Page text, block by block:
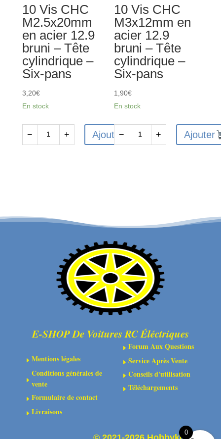
Tête
cylindrique
-
Six-
pans
Tête
fraisée
-
Six-
pans
10 Vis CHC
M2.5x20mm
en acier 12.9
bruni – Tête
cylindrique –
Six-pans
3,20€
En stock
en
pans
− + Ajouter
10 Vis CHC
M3x12mm en
acier 12.9
bruni – Tête
cylindrique –
Six-pans
1,90€
En stock
acier
12.9
bruni
-
Tête
cylindrique
-
pans
− + Ajouter
E-SHOP De Voitures RC Éléctriques
EMentions légales
E
Conditions générales de
vente
EFormulaire de contact
ELivraisons
E Forum Aux Questions
E Service Après Vente
E Conseils d'utilisation
E Téléchargements
0